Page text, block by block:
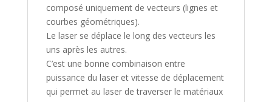
composé uniquement de vecteurs (lignes et
courbes géométriques).
Le laser se déplace le long des vecteurs les
uns après les autres.
C’est une bonne combinaison entre
puissance du laser et vitesse de déplacement
qui permet au laser de traverser le matériaux